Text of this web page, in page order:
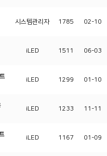
시스템관리자 1785 02-10
iLED 1511 06-03
iLED 1299 01-10
iLED 1233 11-11
iLED 1167 01-09